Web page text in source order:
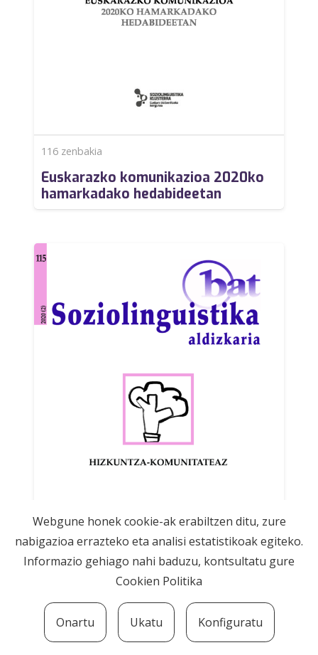
116 zenbakia
Euskarazko komunikazioa 2020ko
hamarkadako hedabideetan
115
Hizkuntza-komunitateaz
Webgune honek cookie-ak erabiltzen ditu, zure
nabigazioa errazteko eta analisi estatistikoak egiteko.
Informazio gehiago nahi baduzu, kontsultatu gure
Cookien Politika
Onartu Ukatu Konfiguratu